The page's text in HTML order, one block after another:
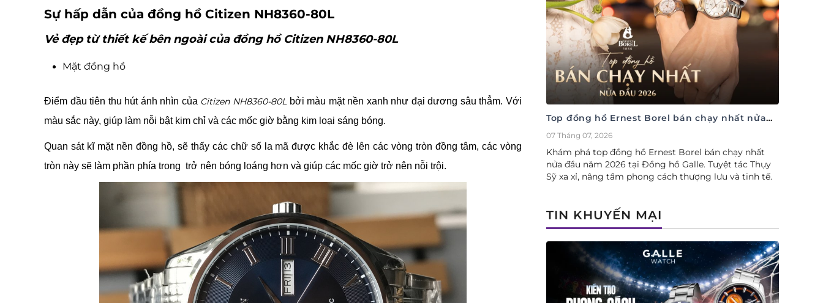
Sự hấp dẫn của đồng hồ Citizen NH8360-80L
Vẻ đẹp từ thiết kế bên ngoài của đồng hồ Citizen NH8360-80L
Mặt đồng hồ
Điểm đầu tiên thu hút ánh nhìn của Citizen NH8360-80Lbởi màu mặt nền xanh như đại dương sâu thẳm. Với
màu sắc này, giúp làm nỗi bật kim chỉ và các mốc giờ bằng kim loại sáng bóng.
Quan sát kĩ mặt nền đồng hồ, sẽ thấy các chữ số la mã được khắc đè lên các vòng tròn đồng tâm, các vòng
tròn này sẽ làm phần phía trong trở nên bóng loáng hơn và giúp các mốc giờ trở nên nỗi trội.
Top đồng hồ Ernest Borel bán chạy nhất nửa
đầu năm 2026
07 Tháng 07, 2026
Khám phá top đồng hồ Ernest Borel bán chạy nhất
nửa đầu năm 2026 tại Đồng hồ Galle. Tuyệt tác Thụy
Sỹ xa xỉ, nâng tầm phong cách thượng lưu và tinh tế.
TIN KHUYẾN MẠI